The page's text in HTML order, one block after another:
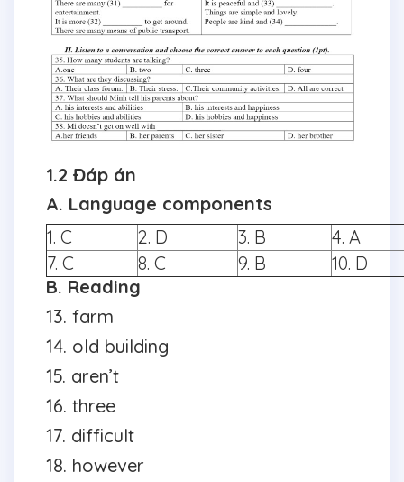
1.2 Đáp án
A. Language components
1. C
2. D 3. B
4. A
7. C
8. C 9. B
10. D
B. Reading
13. farm
14. old building
15. aren’t
16. three
17. difficult
18. however